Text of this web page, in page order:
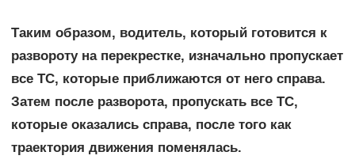
Таким образом, водитель, который готовится к
развороту на перекрестке, изначально пропускает
все ТС, которые приближаются от него справа.
Затем после разворота, пропускать все ТС,
которые оказались справа, после того как
траектория движения поменялась.